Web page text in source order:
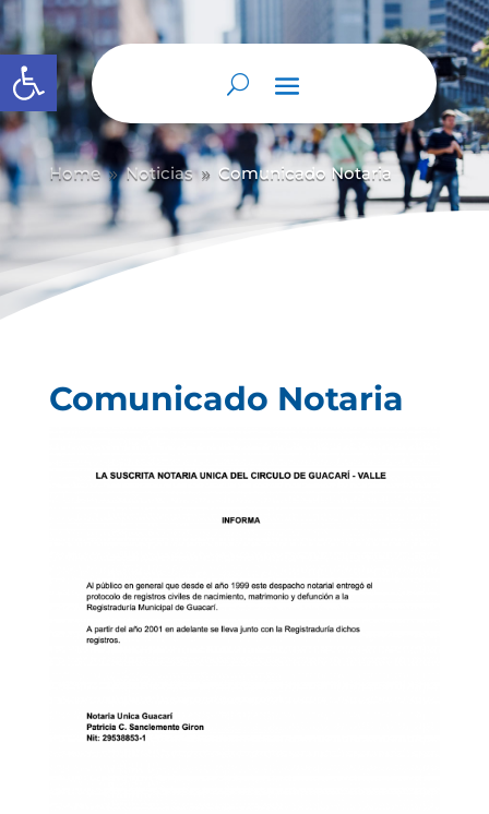
Abrir barra de herramientas
Home 9 Noticias 9 Comunicado Notaria
Comunicado Notaria